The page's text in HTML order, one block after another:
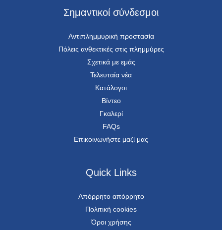
Σημαντικοί σύνδεσμοι
Αντιπλημμυρική προστασία
Πόλεις ανθεκτικές στις πλημμύρες
Σχετικά με εμάς
Τελευταία νέα
Κατάλογοι
Βίντεο
Γκαλερί
FAQs
Επικοινωνήστε μαζί μας
Quick Links
Απόρρητο απόρρητο
Πολιτική cookies
Όροι χρήσης